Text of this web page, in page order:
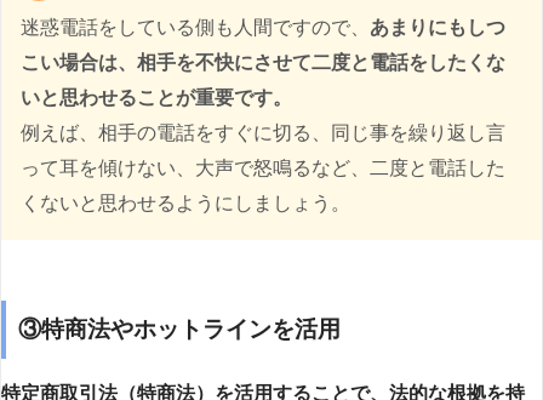
迷惑電話をしている側も人間ですので、 あまりにもしつ
こい場合は、相手を不快にさせて二度と電話をしたくな
いと思わせることが重要です。
例えば、相手の電話をすぐに切る、同じ事を繰り返し言
って耳を傾けない、大声で怒鳴るなど、二度と電話した
くないと思わせるようにしましょう。
③特商法やホットラインを活用
特定商取引法（特商法）を活用することで、法的な根拠を持